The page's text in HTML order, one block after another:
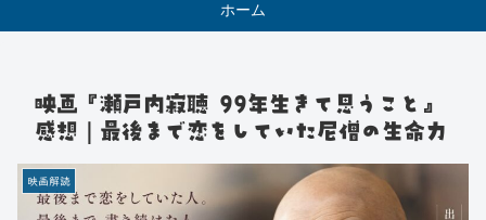
ホーム
映画『瀬戸内寂聴 99年生きて思うこと』
感想｜最後まで恋をしていた尼僧の生命力
映画解読